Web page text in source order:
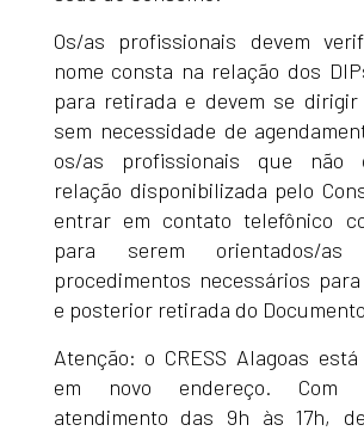
Os/as profissionais devem
nome consta na relação dos
para retirada e devem se dirigir
sem necessidade de
os/as profissionais que não
relação disponibilizada pelo
entrar em contato telefônico
para serem orientados/
procedimentos necessários
e posterior retirada do
Atenção: o CRESS Alagoas
em novo endereço. Com
atendimento das 9h às 17h,